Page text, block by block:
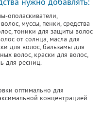
ополаскиватели,
муссы, пенки, средства
тоники для защиты волос
от солнца, масла для
для волос, бальзамы для
волос, краски для волос,
для ресниц.
оптимально для
концентрацией